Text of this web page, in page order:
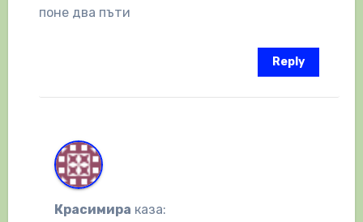
поне два пъти
Reply
Красимира каза: